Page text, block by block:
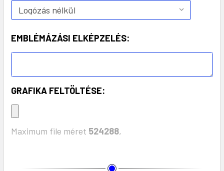
EMBLÉMÁZÁSI ELKÉPZELÉS:
GRAFIKA FELTÖLTÉSE:
Maximum file méret 524288,